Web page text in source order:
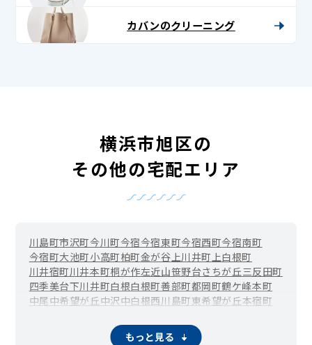
カバンのクリーニング
横浜市旭区の
その他の宅配エリア
川島町市沢町今川町今宿今宿東町今宿西町今宿南町
今宿町大池町小高町柏町金が谷上川井町上白根町
川井宿町川井本町桐が作左近山笹野台さちが丘三反田町
四季美台下川井町白根白根町善部町都岡町鶴ケ峰本町
中尾中希望が丘中沢中白根西川島町東希望が丘本宿町
もっと見る